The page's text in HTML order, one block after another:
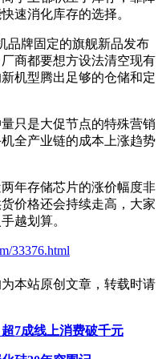
速消化库存的选择。
品牌固定的旗舰新品发布
商都要想方设法清空现有
机型腾出足够的仓储和定
只是大促节点的特殊营销
全产业链的成本上涨趋势
年存储芯片的涨价幅度非
价格还会持续走高，大家
越划算。
33376.html
本站原创文章，转载时请
7成线上消费破千元